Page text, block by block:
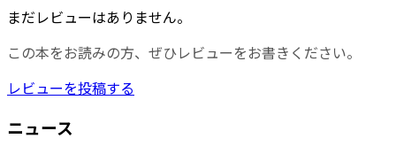
まだレビューはありません。
この本をお読みの方、ぜひレビューをお書きください。
レビューを投稿する
ニュース